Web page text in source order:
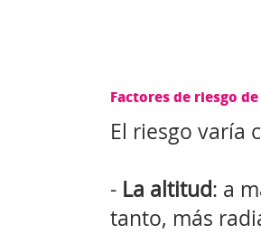
Factores de riesgo
El riesgo varía
- La altitud: a
tanto, más